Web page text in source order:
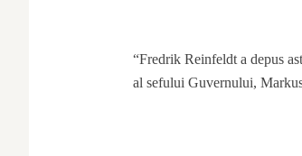
“Fredrik Reinfeldt a depus
al sefului Guvernului,